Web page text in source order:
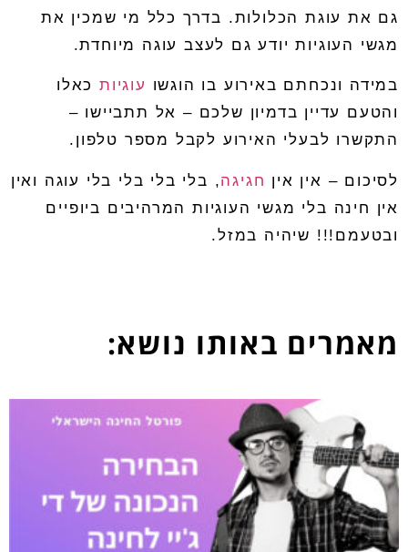
גם את עוגת הכלולות. בדרך כלל מי שמכין את
מגשי העוגיות יודע גם לעצב עוגה מיוחדת.
במידה ונכחתם באירוע בו הוגשו עוגיות כאלו
והטעם עדיין בדמיון שלכם – אל תתביישו –
התקשרו לבעלי האירוע לקבל מספר טלפון .
לסיכום – אין אין חגיגה, בלי בלי בלי בלי עוגה ואין
אין חינה בלי מגשי העוגיות המרהיבים ביופיים
ובטעמם!!! שיהיה במזל.
מאמרים באותו נושא: